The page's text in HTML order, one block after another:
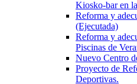
Kiosko-bar en
Reforma y
(Ejecutada)
Reforma y
Piscinas de
Nuevo Centro
Proyecto de
Deportivas.